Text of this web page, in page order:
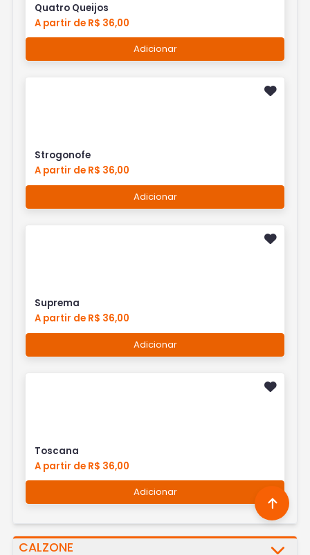
Quatro Queijos
A partir de R$ 36,00
Adicionar
Strogonofe
A partir de R$ 36,00
Adicionar
Suprema
A partir de R$ 36,00
Adicionar
Toscana
A partir de R$ 36,00
Adicionar
CALZONE